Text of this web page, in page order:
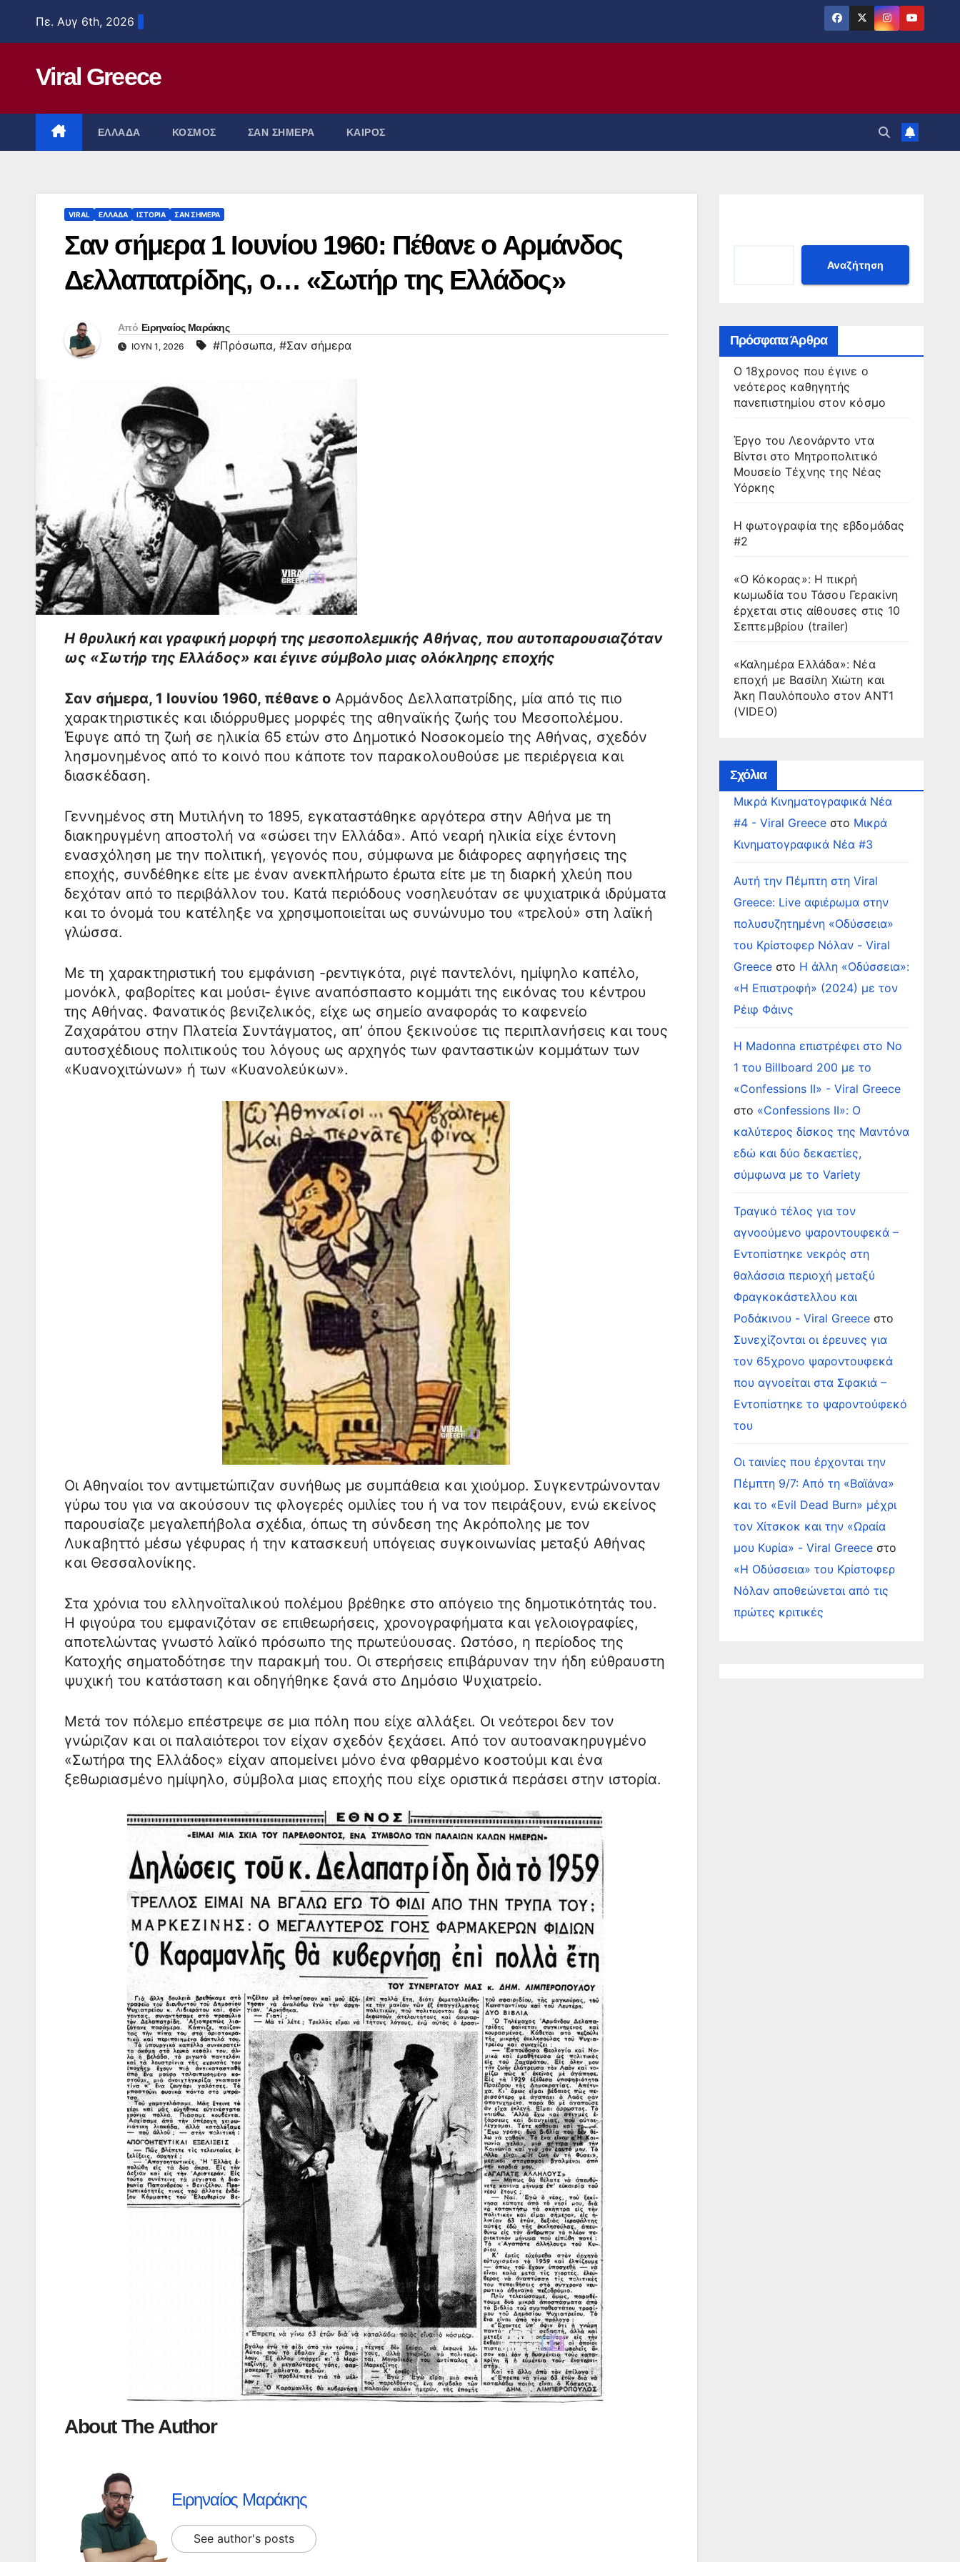
Πε. Αυγ 6th, 2026
Viral Greece
ΕΛΛΑΔΑ ΚΟΣΜΟΣ ΣΑΝ ΣΗΜΕΡΑ ΚΑΙΡΟΣ
VIRAL ΕΛΛΑΔΑ ΙΣΤΟΡΙΑ ΣΑΝ ΣΗΜΕΡΑ
Σαν σήμερα 1 Ιουνίου 1960: Πέθανε ο Αρμάνδος
Δελλαπατρίδης, ο… «Σωτήρ της Ελλάδος»
Από Ειρηναίος Μαράκης
ΙΟΎΝ 1, 2026 #Πρόσωπα, #Σαν σήμερα
Η θρυλική και γραφική μορφή της μεσοπολεμικής Αθήνας, που αυτοπαρουσιαζόταν
ως «Σωτήρ της Ελλάδος» και έγινε σύμβολο μιας ολόκληρης εποχής
Σαν σήμερα, 1 Ιουνίου 1960, πέθανε ο Αρμάνδος Δελλαπατρίδης, μία από τις πιο
χαρακτηριστικές και ιδιόρρυθμες μορφές της αθηναϊκής ζωής του Μεσοπολέμου.
Έφυγε από τη ζωή σε ηλικία 65 ετών στο Δημοτικό Νοσοκομείο της Αθήνας, σχεδόν
λησμονημένος από το κοινό που κάποτε τον παρακολουθούσε με περιέργεια και
διασκέδαση.
Γεννημένος στη Μυτιλήνη το 1895, εγκαταστάθηκε αργότερα στην Αθήνα με τη
διακηρυγμένη αποστολή να «σώσει την Ελλάδα». Από νεαρή ηλικία είχε έντονη
ενασχόληση με την πολιτική, γεγονός που, σύμφωνα με διάφορες αφηγήσεις της
εποχής, συνδέθηκε είτε με έναν ανεκπλήρωτο έρωτα είτε με τη διαρκή χλεύη που
δεχόταν από το περιβάλλον του. Κατά περιόδους νοσηλευόταν σε ψυχιατρικά ιδρύματα
και το όνομά του κατέληξε να χρησιμοποιείται ως συνώνυμο του «τρελού» στη λαϊκή
γλώσσα.
Με τη χαρακτηριστική του εμφάνιση -ρεντιγκότα, ριγέ παντελόνι, ημίψηλο καπέλο,
μονόκλ, φαβορίτες και μούσι- έγινε αναπόσπαστο κομμάτι της εικόνας του κέντρου
της Αθήνας. Φανατικός βενιζελικός, είχε ως σημείο αναφοράς το καφενείο
Ζαχαράτου στην Πλατεία Συντάγματος, απ’ όπου ξεκινούσε τις περιπλανήσεις και τους
αυτοσχέδιους πολιτικούς του λόγους ως αρχηγός των φανταστικών κομμάτων των
«Κυανοχιτώνων» ή των «Κυανολεύκων».
Οι Αθηναίοι τον αντιμετώπιζαν συνήθως με συμπάθεια και χιούμορ. Συγκεντρώνονταν
γύρω του για να ακούσουν τις φλογερές ομιλίες του ή να τον πειράξουν, ενώ εκείνος
παρουσίαζε μεγαλεπήβολα σχέδια, όπως τη σύνδεση της Ακρόπολης με τον
Λυκαβηττό μέσω γέφυρας ή την κατασκευή υπόγειας συγκοινωνίας μεταξύ Αθήνας
και Θεσσαλονίκης.
Στα χρόνια του ελληνοϊταλικού πολέμου βρέθηκε στο απόγειο της δημοτικότητάς του.
Η φιγούρα του εμφανιζόταν σε επιθεωρήσεις, χρονογραφήματα και γελοιογραφίες,
αποτελώντας γνωστό λαϊκό πρόσωπο της πρωτεύουσας. Ωστόσο, η περίοδος της
Κατοχής σηματοδότησε την παρακμή του. Οι στερήσεις επιβάρυναν την ήδη εύθραυστη
ψυχική του κατάσταση και οδηγήθηκε ξανά στο Δημόσιο Ψυχιατρείο.
Μετά τον πόλεμο επέστρεψε σε μια πόλη που είχε αλλάξει. Οι νεότεροι δεν τον
γνώριζαν και οι παλαιότεροι τον είχαν σχεδόν ξεχάσει. Από τον αυτοανακηρυγμένο
«Σωτήρα της Ελλάδος» είχαν απομείνει μόνο ένα φθαρμένο κοστούμι και ένα
ξεθωριασμένο ημίψηλο, σύμβολα μιας εποχής που είχε οριστικά περάσει στην ιστορία.
About The Author
Ειρηναίος Μαράκης
See author's posts
Αναζήτηση
Πρόσφατα Άρθρα
Ο 18χρονος που έγινε ο
νεότερος καθηγητής
πανεπιστημίου στον κόσμο
Έργο του Λεονάρντο ντα
Βίντσι στο Μητροπολιτικό
Μουσείο Τέχνης της Νέας
Υόρκης
Η φωτογραφία της εβδομάδας
#2
«Ο Κόκορας»: Η πικρή
κωμωδία του Τάσου Γερακίνη
έρχεται στις αίθουσες στις 10
Σεπτεμβρίου (trailer)
«Καλημέρα Ελλάδα»: Νέα
εποχή με Βασίλη Χιώτη και
Άκη Παυλόπουλο στον ΑΝΤ1
(VIDEO)
Σχόλια
Μικρά Κινηματογραφικά Νέα
#4 - Viral Greeceστο Μικρά
Κινηματογραφικά Νέα #3
Αυτή την Πέμπτη στη Viral
Greece: Live αφιέρωμα στην
πολυσυζητημένη «Οδύσσεια»
του Κρίστοφερ Νόλαν - Viral
Greeceστο Η άλλη «Οδύσσεια»:
«Η Επιστροφή» (2024) με τον
Ρέιφ Φάινς
Η Madonna επιστρέφει στο Νο
1 του Billboard 200 με το
«Confessions II» - Viral Greece
στο «Confessions II»: Ο
καλύτερος δίσκος της Μαντόνα
εδώ και δύο δεκαετίες,
σύμφωνα με το Variety
Τραγικό τέλος για τον
αγνοούμενο ψαροντουφεκά –
Εντοπίστηκε νεκρός στη
θαλάσσια περιοχή μεταξύ
Φραγκοκάστελλου και
Ροδάκινου - Viral Greeceστο
Συνεχίζονται οι έρευνες για
τον 65χρονο ψαροντουφεκά
που αγνοείται στα Σφακιά –
Εντοπίστηκε το ψαροντούφεκό
του
Οι ταινίες που έρχονται την
Πέμπτη 9/7: Από τη «Βαϊάνα»
και το «Evil Dead Burn» μέχρι
τον Χίτσκοκ και την «Ωραία
μου Κυρία» - Viral Greeceστο
«Η Οδύσσεια» του Κρίστοφερ
Νόλαν αποθεώνεται από τις
πρώτες κριτικές